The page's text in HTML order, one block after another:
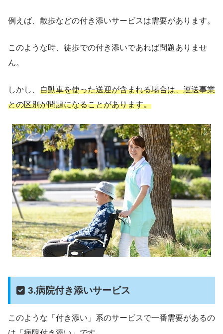
例えば、散歩などの付き添いサービスは需要があります。
このような時、徒歩での付き添いであれば問題ありませ
ん。
しかし、 自動車を使った送迎が含まれる場合は、運送事業
との区別が問題になることがあります。
3.病院付き添いサービス
このような「付き添い」系のサービスで一番需要があるの